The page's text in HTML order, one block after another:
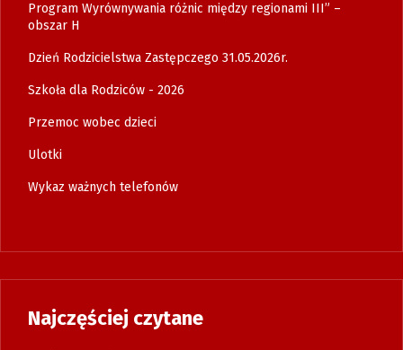
Program Wyrównywania różnic między regionami III” –
obszar H
Dzień Rodzicielstwa Zastępczego 31.05.2026r.
Szkoła dla Rodziców - 2026
Przemoc wobec dzieci
Ulotki
Wykaz ważnych telefonów
Najczęściej czytane